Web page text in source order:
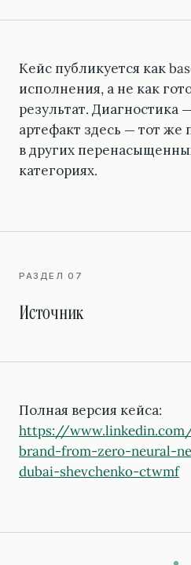
Кейс публикуется как
исполнения, а не как
результат.
артефакт здесь — тот же
в других
категориях.
РАЗДЕЛ 07
Источник
Полная версия кейса:
https://
brand-from-zero-neural-
dubai-shevchenko-ctwmf